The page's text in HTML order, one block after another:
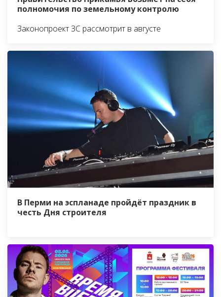
полномочия по земельному контролю
Законопроект ЗС рассмотрит в августе
В Перми на эспланаде пройдёт праздник в
честь Дня строителя